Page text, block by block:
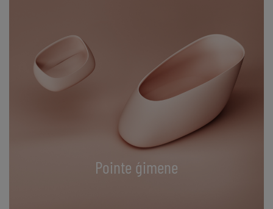
Pointe ģimene